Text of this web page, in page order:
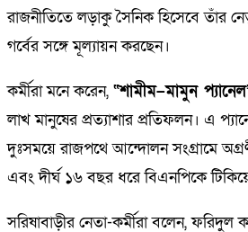
রাজনীতিতে লড়াকু সৈনিক হিসেবে তাঁর
গর্বের সঙ্গে মূল্যায়ন করছেন।
কর্মীরা মনে করেন, “শামীম–মামুন
লাখ মানুষের প্রত্যাশার প্রতিফলন। এ
দুঃসময়ে রাজপথে আন্দোলন সংগ্রামে
এবং দীর্ঘ ১৬ বছর ধরে বিএনপিকে
সরিষাবাড়ীর নেতা-কর্মীরা বলেন,